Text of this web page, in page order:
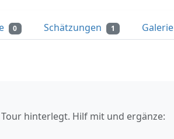
0 Schätzungen 1 Galerie
hinterlegt. Hilf mit und ergänze: